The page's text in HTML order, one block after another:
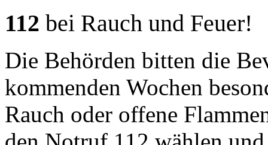
112 bei Rauch und Feuer!
Die Behörden bitten die
kommenden Wochen
Rauch oder offene